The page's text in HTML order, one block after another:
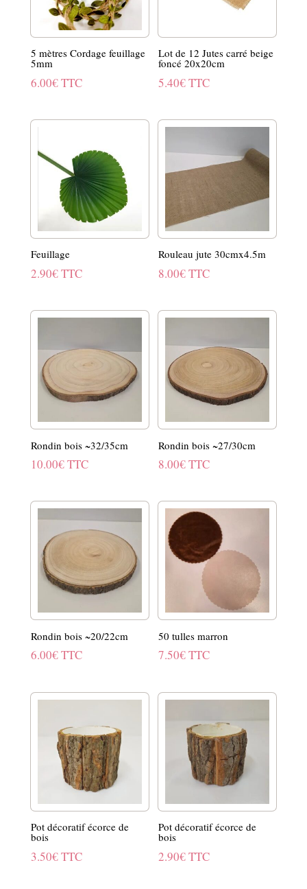
5 mètres Cordage feuillage
5mm
6.00€TTC
Lot de 12 Jutes carré beige
foncé 20x20cm
5.40€TTC
Feuillage
2.90€TTC
Rouleau jute 30cmx4.5m
8.00€TTC
Rondin bois ~32/35cm
10.00€TTC
Rondin bois ~27/30cm
8.00€TTC
Rondin bois ~20/22cm
6.00€TTC
50 tulles marron
7.50€TTC
Pot décoratif écorce de
bois
3.50€TTC
Pot décoratif écorce de
bois
2.90€TTC